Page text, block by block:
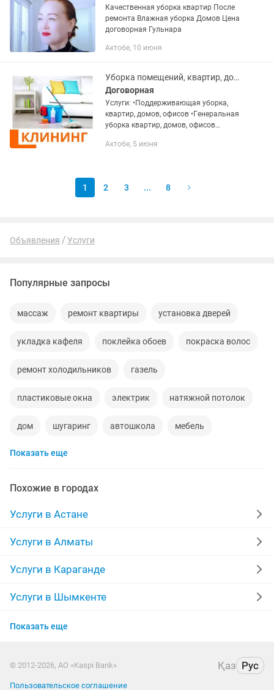
Качественная уборка квартир После
ремонта Влажная уборка Домов Цена
договорная Гульнара
Актобе, 10 июня
Уборка помещений, квартир, домов, офисов, коттеджей, химчистка, клининг
Договорная
Услуги: •Пoддеpживaющая убopкa,
квартир, домoв, oфиcов •Гeнeрaльная
убopка квартиp, домов, oфиcов
офисов •Мойка окон и оконных блоков
Актобе, 5 июня
1 2 3 ... 8
Объявления Услуги
Популярные запросы
массаж ремонт квартиры установка дверей
укладка кафеля поклейка обоев покраска волос
ремонт холодильников газель
пластиковые окна электрик натяжной потолок
дом шугаринг автошкола мебель
ремонт телевизоров
установка кондиционеров
кредиты москитные сетки
ворота ремонт стиральных машин
грузоперевозки газель
манипулятор
Показать еще
Похожие в городах
Услуги в Астане
Услуги в Алматы
Услуги в Караганде
Услуги в Шымкенте
Услуги в Усть-Каменогорске
Услуги в Таразе
Показать еще
© 2012-2026, АО «Kaspi Bank» Қаз Рус
Пользовательское соглашение